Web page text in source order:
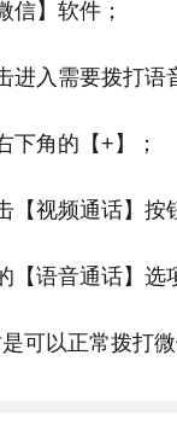
信】软件；
进入需要拨打语
下角的【+】；
【视频通话】按
【语音通话】选
可以正常拨打